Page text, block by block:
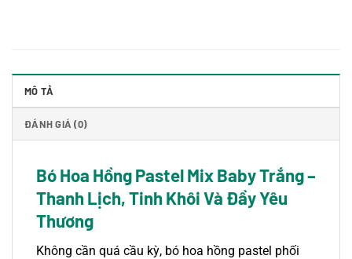
MÔ TẢ
ĐÁNH GIÁ (0)
Bó Hoa Hồng Pastel Mix Baby Trắng –
Thanh Lịch, Tinh Khôi Và Đầy Yêu
Thương
Không cần quá cầu kỳ, bó hoa hồng pastel phối